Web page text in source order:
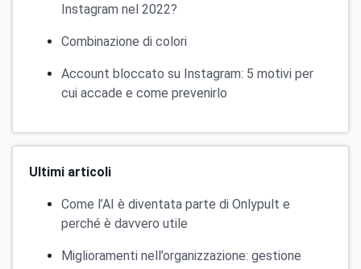
Instagram nel 2022?
Combinazione di colori
Account bloccato su Instagram: 5 motivi per
cui accade e come prevenirlo
Ultimi articoli
Come l’AI è diventata parte di Onlypult e
perché è davvero utile
Miglioramenti nell’organizzazione: gestione